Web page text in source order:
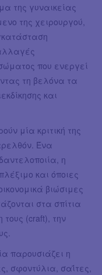
της γυναικείας
της χειρουργού,
που ενεργεί
τη βελόνα τα
και
μία κριτική της
Ένα
η
και όποιες
βιώσιμες
στα σπίτια
(craft), την
παρουσιάζει η
σφοντύλια, σαΐτες,